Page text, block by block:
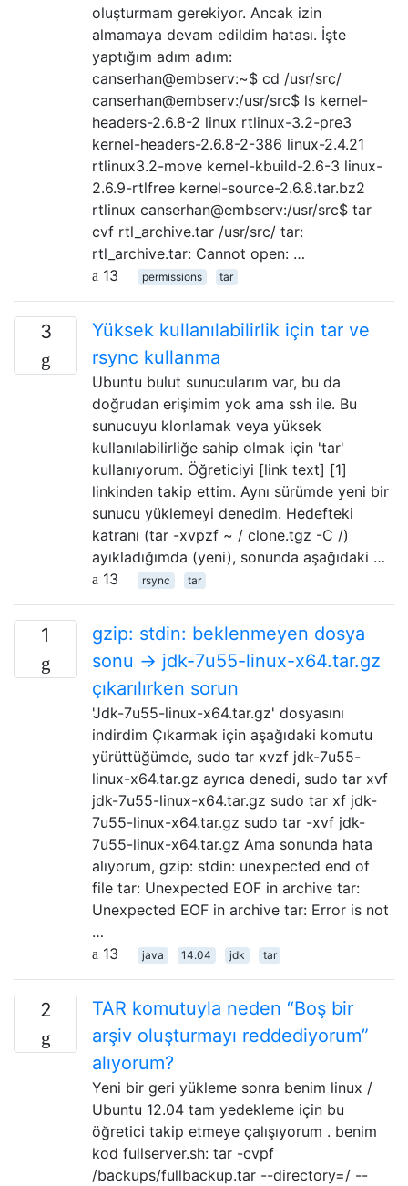
oluşturmam gerekiyor. Ancak izin
almamaya devam edildim hatası. İşte
yaptığım adım adım:
canserhan@embserv:~$ cd /usr/src/
canserhan@embserv:/usr/src$ ls kernel-
headers-2.6.8-2 linux rtlinux-3.2-pre3
kernel-headers-2.6.8-2-386 linux-2.4.21
rtlinux3.2-move kernel-kbuild-2.6-3 linux-
2.6.9-rtlfree kernel-source-2.6.8.tar.bz2
rtlinux canserhan@embserv:/usr/src$ tar
cvf rtl_archive.tar /usr/src/ tar:
rtl_archive.tar: Cannot open: …
13
permissions tar
3
Yüksek kullanılabilirlik için tar ve
rsync kullanma
Ubuntu bulut sunucularım var, bu da
doğrudan erişimim yok ama ssh ile. Bu
sunucuyu klonlamak veya yüksek
kullanılabilirliğe sahip olmak için 'tar'
kullanıyorum. Öğreticiyi [link text] [1]
linkinden takip ettim. Aynı sürümde yeni bir
sunucu yüklemeyi denedim. Hedefteki
katranı (tar -xvpzf ~ / clone.tgz -C /)
ayıkladığımda (yeni), sonunda aşağıdaki …
13
rsync tar
1
gzip: stdin: beklenmeyen dosya
sonu -> jdk-7u55-linux-x64.tar.gz
çıkarılırken sorun
'Jdk-7u55-linux-x64.tar.gz' dosyasını
indirdim Çıkarmak için aşağıdaki komutu
yürüttüğümde, sudo tar xvzf jdk-7u55-
linux-x64.tar.gz ayrıca denedi, sudo tar xvf
jdk-7u55-linux-x64.tar.gz sudo tar xf jdk-
7u55-linux-x64.tar.gz sudo tar -xvf jdk-
7u55-linux-x64.tar.gz Ama sonunda hata
alıyorum, gzip: stdin: unexpected end of
file tar: Unexpected EOF in archive tar:
Unexpected EOF in archive tar: Error is not
…
13
java 14.04 jdk tar
2
TAR komutuyla neden “Boş bir
arşiv oluşturmayı reddediyorum”
alıyorum?
Yeni bir geri yükleme sonra benim linux /
Ubuntu 12.04 tam yedekleme için bu
öğretici takip etmeye çalışıyorum . benim
kod fullserver.sh: tar -cvpf
/backups/fullbackup.tar --directory=/ --